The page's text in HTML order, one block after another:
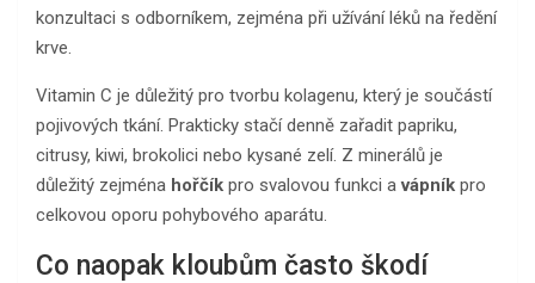
konzultaci s odborníkem, zejména při užívání léků na ředění
krve.
Vitamin C je důležitý pro tvorbu kolagenu, který je součástí
pojivových tkání. Prakticky stačí denně zařadit papriku,
citrusy, kiwi, brokolici nebo kysané zelí. Z minerálů je
důležitý zejména hořčík pro svalovou funkci avápník pro
celkovou oporu pohybového aparátu.
Co naopak kloubům často škodí